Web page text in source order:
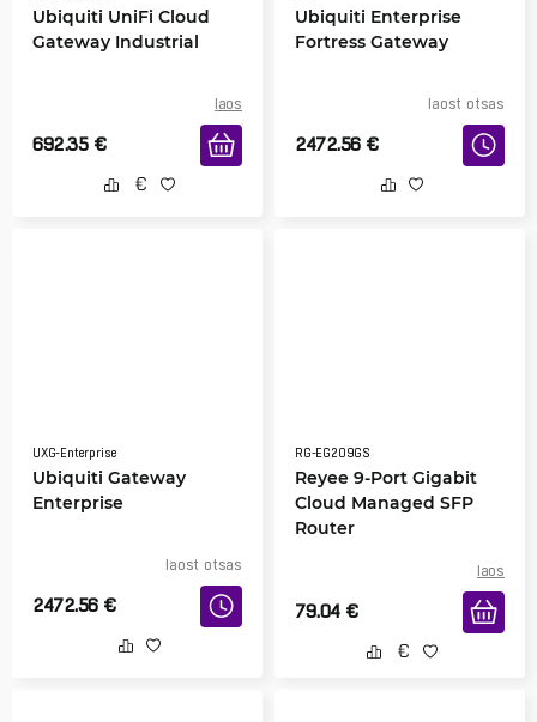
Ubiquiti UniFi Cloud
Gateway Industrial
laos
692.35 €
Ubiquiti Enterprise
Fortress Gateway
laost otsas
2472.56 €
UXG-Enterprise
Ubiquiti Gateway
Enterprise
laost otsas
2472.56 €
RG-EG209GS
Reyee 9-Port Gigabit
Cloud Managed SFP
Router
laos
79.04 €